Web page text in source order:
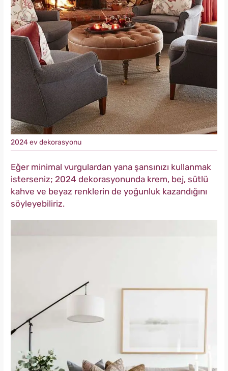
2024 ev dekorasyonu
Eğer minimal vurgulardan yana şansınızı kullanmak
isterseniz; 2024 dekorasyonunda krem, bej, sütlü
kahve ve beyaz renklerin de yoğunluk kazandığını
söyleyebiliriz.